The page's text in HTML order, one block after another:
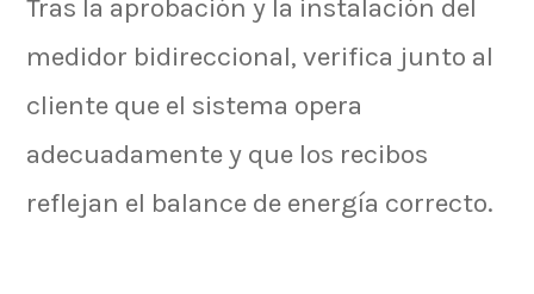
Tras la aprobación y la instalación del
medidor bidireccional, verifica junto al
cliente que el sistema opera
adecuadamente y que los recibos
reflejan el balance de energía correcto.